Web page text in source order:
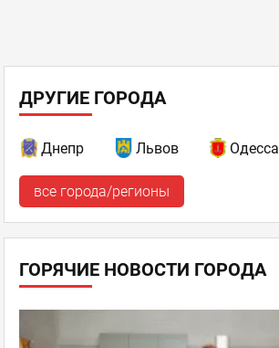
ДРУГИЕ ГОРОДА
Днепр Львов Одесса
все города/регионы
ГОРЯЧИЕ НОВОСТИ ГОРОДА